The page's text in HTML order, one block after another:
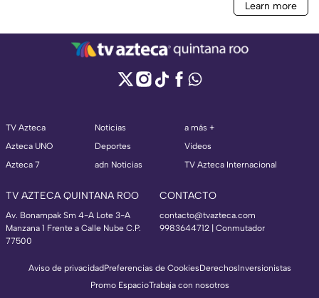
TV Azteca
Azteca UNO
Azteca 7
Noticias
Deportes
adn Noticias
a más +
Videos
TV Azteca Internacional
TV AZTECA QUINTANA ROO
Av. Bonampak Sm 4-A Lote 3-A
Manzana 1 Frente a Calle Nube C.P.
77500
CONTACTO
contacto@tvazteca.com
9983644712 | Conmutador
Aviso de privacidadPreferencias de CookiesDerechosInversionistas
Promo EspacioTrabaja con nosotros